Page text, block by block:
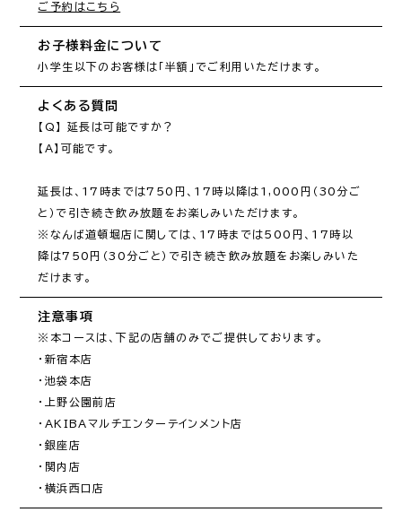
ご予約はこちら
お子様料金について
小学生以下のお客様は「半額」でご利用いただけます。
よくある質問
【Q】 延長は可能ですか？
【A】可能です。
延長は、17時までは750円、17時以降は1,000円（30分ご
と）で引き続き飲み放題をお楽しみいただけます。
※なんば道頓堀店に関しては、17時までは500円、17時以
降は750円（30分ごと）で引き続き飲み放題をお楽しみいた
だけます。
注意事項
※本コースは、下記の店舗のみでご提供しております。
・新宿本店
・池袋本店
・上野公園前店
・AKIBAマルチエンターテインメント店
・銀座店
・関内店
・横浜西口店